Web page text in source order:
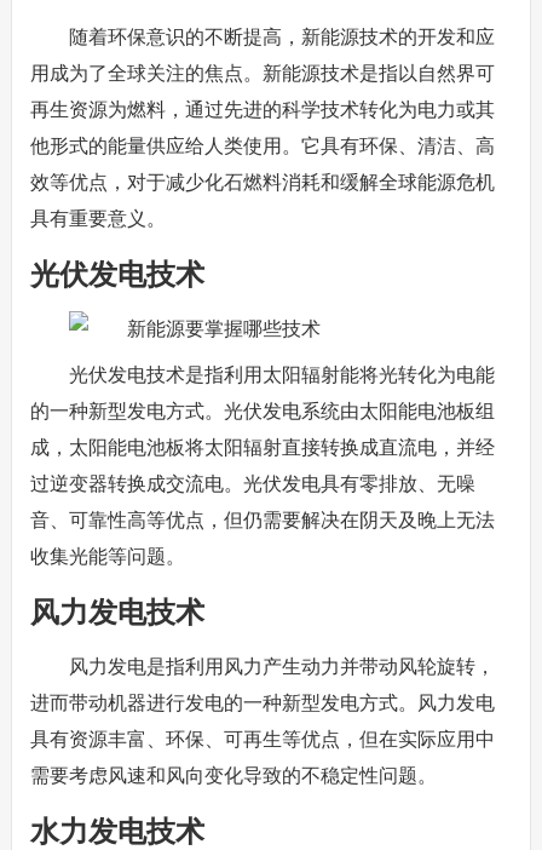
随着环保意识的不断提高，新能源技术的开发和应
用成为了全球关注的焦点。新能源技术是指以自然界可
再生资源为燃料，通过先进的科学技术转化为电力或其
他形式的能量供应给人类使用。它具有环保、清洁、高
效等优点，对于减少化石燃料消耗和缓解全球能源危机
具有重要意义。
光伏发电技术
光伏发电技术是指利用太阳辐射能将光转化为电能
的一种新型发电方式。光伏发电系统由太阳能电池板组
成，太阳能电池板将太阳辐射直接转换成直流电，并经
过逆变器转换成交流电。光伏发电具有零排放、无噪
音、可靠性高等优点，但仍需要解决在阴天及晚上无法
收集光能等问题。
风力发电技术
风力发电是指利用风力产生动力并带动风轮旋转，
进而带动机器进行发电的一种新型发电方式。风力发电
具有资源丰富、环保、可再生等优点，但在实际应用中
需要考虑风速和风向变化导致的不稳定性问题。
水力发电技术